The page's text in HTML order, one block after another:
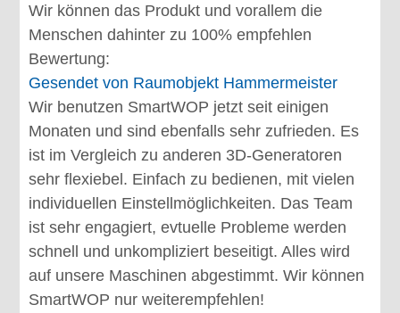
Wir können das Produkt und vorallem die
Menschen dahinter zu 100% empfehlen
Bewertung:
Gesendet von Raumobjekt Hammermeister
Wir benutzen SmartWOP jetzt seit einigen
Monaten und sind ebenfalls sehr zufrieden. Es
ist im Vergleich zu anderen 3D-Generatoren
sehr flexiebel. Einfach zu bedienen, mit vielen
individuellen Einstellmöglichkeiten. Das Team
ist sehr engagiert, evtuelle Probleme werden
schnell und unkompliziert beseitigt. Alles wird
auf unsere Maschinen abgestimmt. Wir können
SmartWOP nur weiterempfehlen!